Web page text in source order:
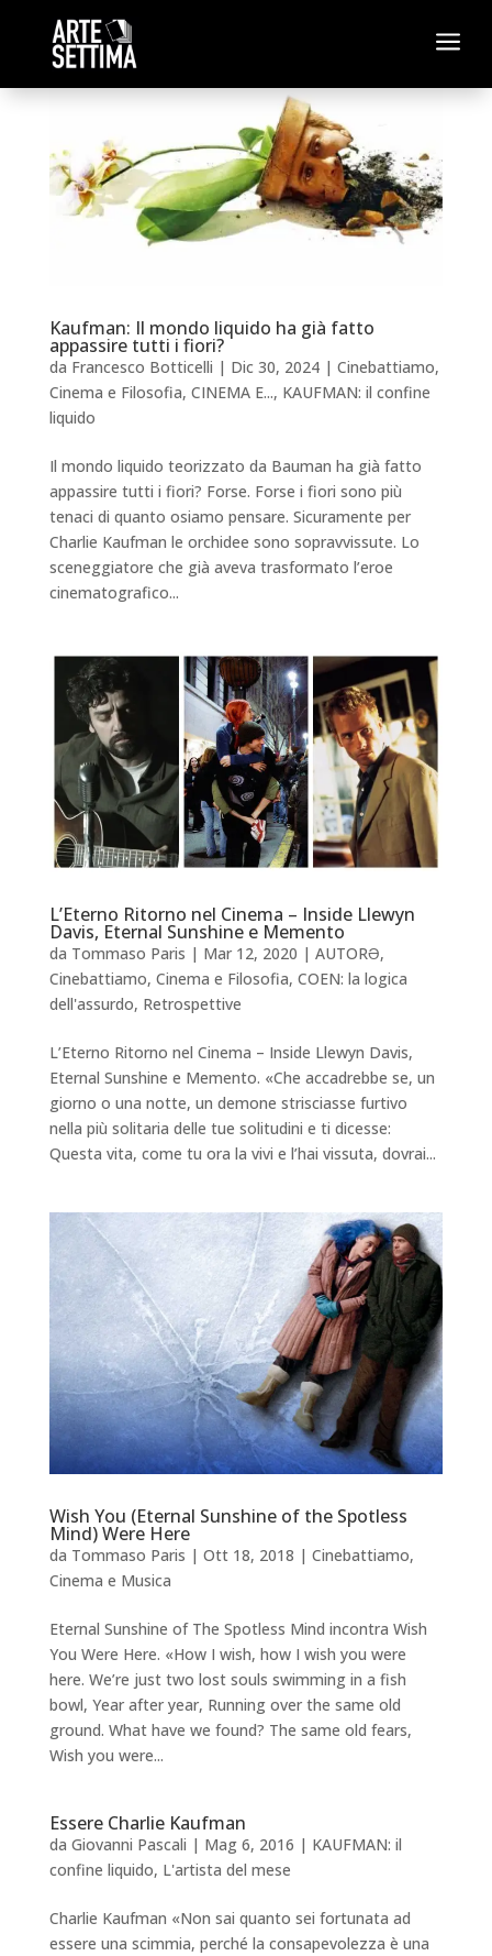
a
Kaufman: Il mondo liquido ha già fatto
appassire tutti i fiori?
da Francesco Botticelli | Dic 30, 2024| Cinebattiamo,
Cinema e Filosofia, CINEMA E..., KAUFMAN: il confine
liquido
Il mondo liquido teorizzato da Bauman ha già fatto
appassire tutti i fiori? Forse. Forse i fiori sono più
tenaci di quanto osiamo pensare. Sicuramente per
Charlie Kaufman le orchidee sono sopravvissute. Lo
sceneggiatore che già aveva trasformato l’eroe
cinematografico...
L’Eterno Ritorno nel Cinema – Inside Llewyn
Davis, Eternal Sunshine e Memento
da Tommaso Paris | Mar 12, 2020 | AUTORƏ,
Cinebattiamo, Cinema e Filosofia, COEN: la logica
dell'assurdo, Retrospettive
L’Eterno Ritorno nel Cinema – Inside Llewyn Davis,
Eternal Sunshine e Memento. «Che accadrebbe se, un
giorno o una notte, un demone strisciasse furtivo
nella più solitaria delle tue solitudini e ti dicesse:
Questa vita, come tu ora la vivi e l’hai vissuta, dovrai...
Wish You (Eternal Sunshine of the Spotless
Mind) Were Here
da Tommaso Paris | Ott 18, 2018 | Cinebattiamo,
Cinema e Musica
Eternal Sunshine of The Spotless Mind incontra Wish
You Were Here. «How I wish, how I wish you were
here. We’re just two lost souls swimming in a fish
bowl, Year after year, Running over the same old
ground. What have we found? The same old fears,
Wish you were...
Essere Charlie Kaufman
da Giovanni Pascali | Mag 6, 2016 | KAUFMAN: il
confine liquido, L'artista del mese
Charlie Kaufman «Non sai quanto sei fortunata ad
essere una scimmia, perché la consapevolezza è una